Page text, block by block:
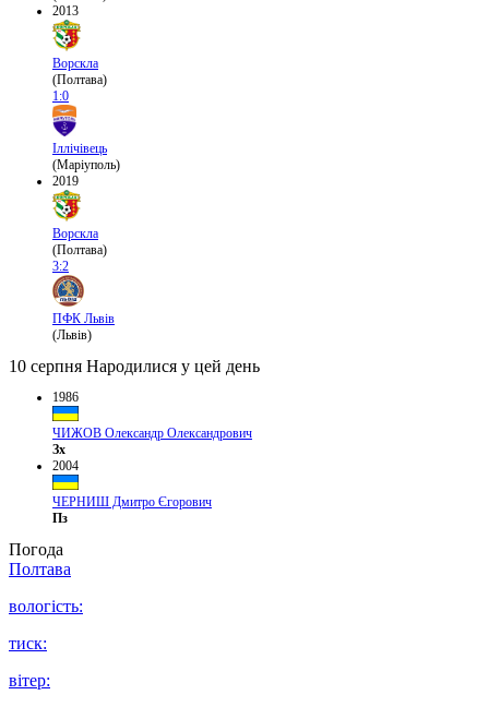
2013
Ворскла
(Полтава)
1:0
Іллічівець
(Маріуполь)
2019
Ворскла
(Полтава)
3:2
ПФК Львів
(Львів)
10 серпня Народилися у цей день
1986
ЧИЖОВ Олександр Олександрович
Зх
2004
ЧЕРНИШ Дмитро Єгорович
Пз
Погода
Полтава
вологість:
тиск:
вітер: